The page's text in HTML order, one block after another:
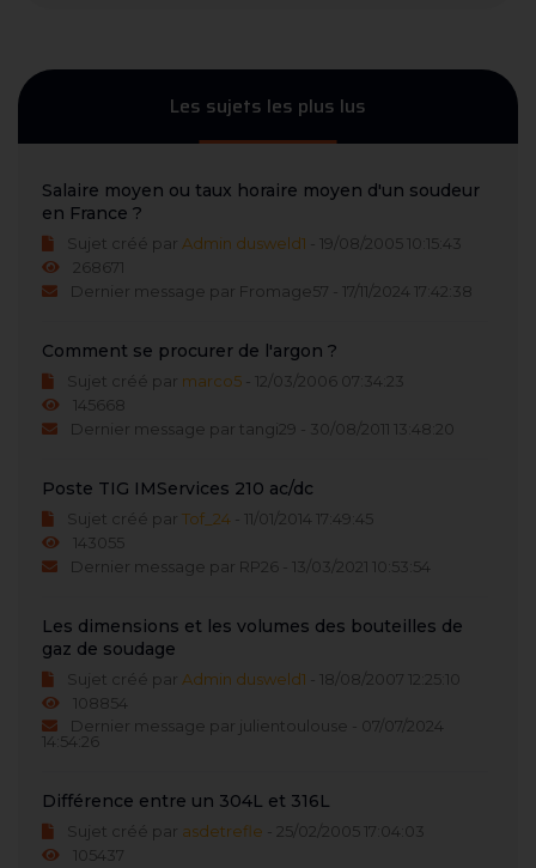
Les sujets les plus lus
Salaire moyen ou taux horaire moyen d'un soudeur
en France ?
Sujet créé par Admin dusweld1 - 19/08/2005 10:15:43
268671
Dernier message par Fromage57 - 17/11/2024 17:42:38
Comment se procurer de l'argon ?
Sujet créé par marco5 - 12/03/2006 07:34:23
145668
Dernier message par tangi29 - 30/08/2011 13:48:20
Poste TIG IMServices 210 ac/dc
Sujet créé par Tof_24 - 11/01/2014 17:49:45
143055
Dernier message par RP26 - 13/03/2021 10:53:54
Les dimensions et les volumes des bouteilles de
gaz de soudage
Sujet créé par Admin dusweld1 - 18/08/2007 12:25:10
108854
Dernier message par julientoulouse - 07/07/2024
14:54:26
Différence entre un 304L et 316L
Sujet créé par asdetrefle - 25/02/2005 17:04:03
105437